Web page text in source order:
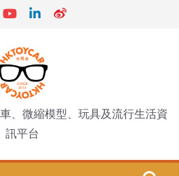
、微縮模型、玩具及流行生活資
訊平台